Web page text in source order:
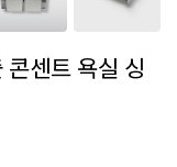
센트 욕실 싱